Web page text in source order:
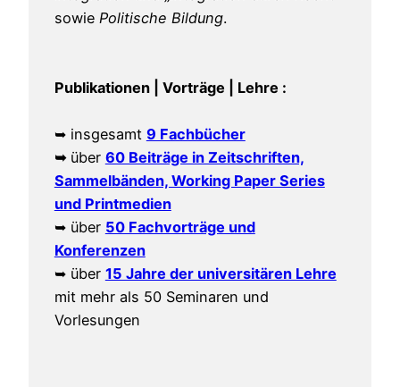
sowie Politische Bildung.
Publikationen | Vorträge | Lehre :
➥ insgesamt 9 Fachbücher
➥über 60 Beiträge in Zeitschriften,
Sammelbänden, Working Paper Series
und Printmedien
➥ über 50 Fachvorträge und
Konferenzen
➥ über 15 Jahre der universitären Lehre
mit mehr als 50 Seminaren und
Vorlesungen